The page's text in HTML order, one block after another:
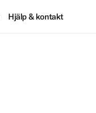
Hjälp & kontakt